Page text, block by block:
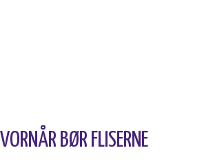
BØR FLISERNE